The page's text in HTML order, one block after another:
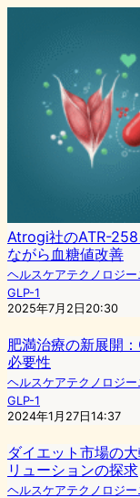
Atrogi社のATR-258
ながら血糖値改善
ヘルスケアテクノロジー
GLP-1
2025年7月2日20:30
肥満治療の新展開
必要性
ヘルスケアテクノロジー
GLP-1
2024年1月27日14:37
ダイエット市場の
リューションの探求
ヘルスケアテクノロジー